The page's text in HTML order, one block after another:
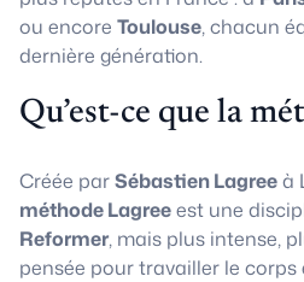
ou encore Toulouse, chacun
dernière génération.
Qu’est-ce que la
Créée parSébastien Lagreeà
méthode Lagreeest une
Reformer, mais plus intense,
pensée pour travailler le corps